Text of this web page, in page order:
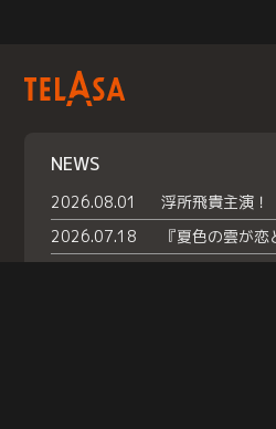
NEWS
2026.08.01
2026.07.18